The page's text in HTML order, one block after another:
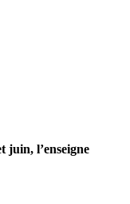
juin, l’enseigne